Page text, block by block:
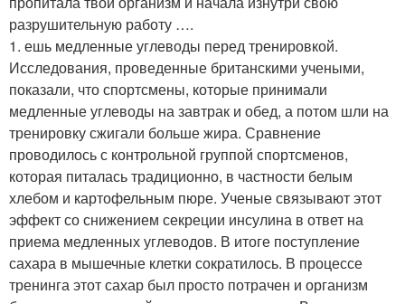
разрушительную работу ….
1. ешь медленные углеводы перед тренировкой.
Исследования, проведенные британскими учеными,
показали, что спортсмены, которые принимали
медленные углеводы на завтрак и обед, а потом шли на
тренировку сжигали больше жира. Сравнение
проводилось с контрольной группой спортсменов,
которая питалась традиционно, в частности белым
хлебом и картофельным пюре. Ученые связывают этот
эффект со снижением секреции инсулина в ответ на
приема медленных углеводов. В итоге поступление
сахара в мышечные клетки сократилось. В процессе
тренинга этот сахар был просто потрачен и организм